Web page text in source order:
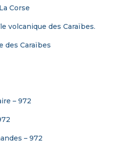
Corse
volcanique des Caraïbes.
des Caraïbes
– 972
– 972